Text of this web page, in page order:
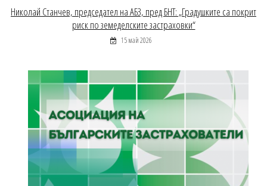
Николай Станчев, председател на АБЗ, пред БНТ: „Градушките са покрит
риск по земеделските застраховки“
15 май 2026